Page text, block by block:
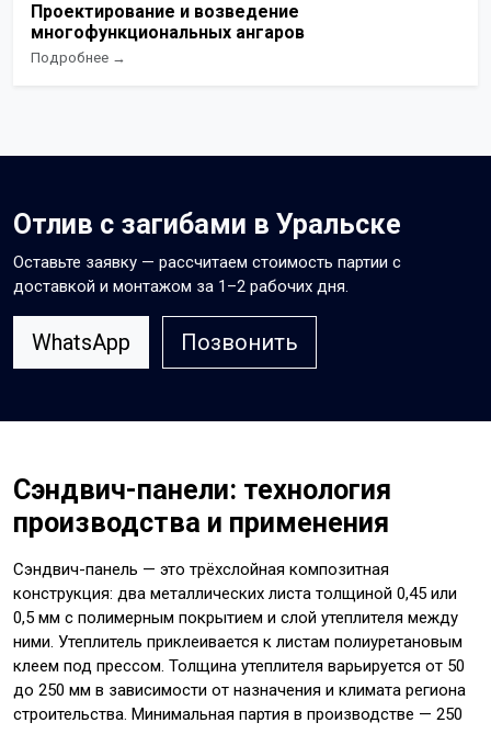
Проектирование и возведение
многофункциональных ангаров
Подробнее →
Отлив с загибами в Уральске
Оставьте заявку — рассчитаем стоимость партии с
доставкой и монтажом за 1–2 рабочих дня.
WhatsApp Позвонить
Сэндвич-панели: технология
производства и применения
Сэндвич-панель — это трёхслойная композитная
конструкция: два металлических листа толщиной 0,45 или
0,5 мм с полимерным покрытием и слой утеплителя между
ними. Утеплитель приклеивается к листам полиуретановым
клеем под прессом. Толщина утеплителя варьируется от 50
до 250 мм в зависимости от назначения и климата региона
строительства. Минимальная партия в производстве — 250